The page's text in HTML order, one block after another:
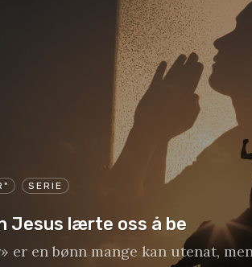
SERIE
Jesus lærte oss å be
er en bønn mange kan utenat,